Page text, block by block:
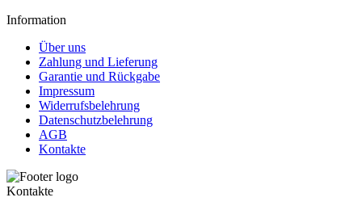
Information
Über uns
Zahlung und Lieferung
Garantie und Rückgabe
Impressum
Widerrufsbelehrung
Datenschutzbelehrung
AGB
Kontakte
Kontakte